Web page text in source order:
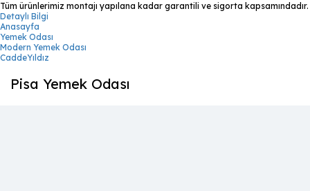
Tüm ürünlerimiz montajı yapılana kadar garantili ve sigorta kapsamındadır.
Detaylı Bilgi
Anasayfa
Yemek Odası
Modern Yemek Odası
CaddeYıldız
Pisa Yemek Odası